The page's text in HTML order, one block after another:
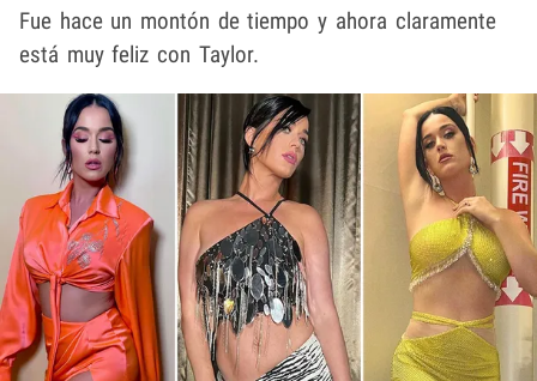
Fue hace un montón de tiempo y ahora claramente
está muy feliz con Taylor.